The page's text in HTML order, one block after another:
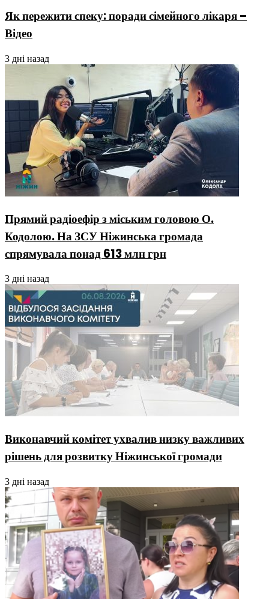
Як пережити спеку: поради сімейного лікаря –
Відео
3 дні назад
Прямий радіоефір з міським головою О.
Кодолою. На ЗСУ Ніжинська громада
спрямувала понад 613 млн грн
3 дні назад
Виконавчий комітет ухвалив низку важливих
рішень для розвитку Ніжинської громади
3 дні назад